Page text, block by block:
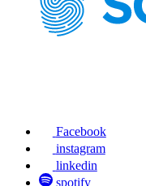
Facebook
instagram
linkedin
spotify